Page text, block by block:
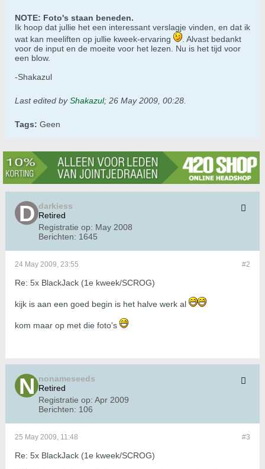
NOTE: Foto's staan beneden.
Ik hoop dat jullie het een interessant verslagje vinden, en dat ik
wat kan meeliften op jullie kweek-ervaring
. Alvast bedankt
voor de input en de moeite voor het lezen. Nu is het tijd voor
een blow.
-Shakazul
Last edited byShakazul; 26 May 2009, 00:28
Tags: Geen
darkiess
Retired
Registratie op: May 2008
Berichten: 1645
#2
24 May 2009, 23:55
Re: 5x BlackJack (1e kweek/SCROG)
kijk is aan een goed begin is het halve werk al
kom maar op met die foto's
nonameseeds
Retired
Registratie op: Apr 2009
Berichten: 106
#3
25 May 2009, 11:48
Re: 5x BlackJack (1e kweek/SCROG)